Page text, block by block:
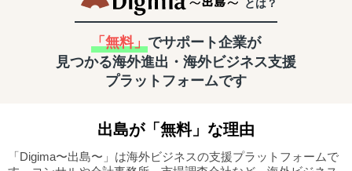
とは？
「無料」 でサポート企業が
見つかる海外進出・海外ビジネス支援
プラットフォームです
出島が「無料」な理由
「Digima〜出島〜」は海外ビジネスの支援プラットフォームで